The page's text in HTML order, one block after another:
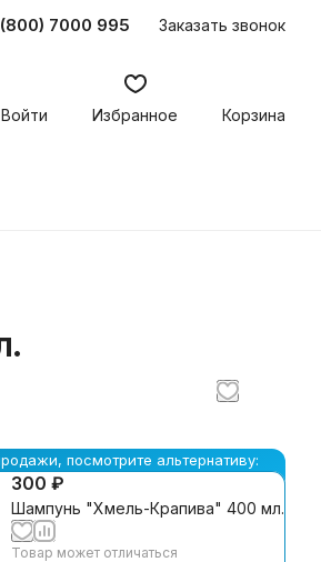
7000 995 Заказать звонок
Войти Избранное Корзина
посмотрите альтернативу:
300 ₽
Шампунь "Хмель-Крапива" 400 мл.
Товар может отличаться